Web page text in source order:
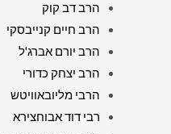
הרב דב קוק
הרב חיים קנייבסקי
הרב יורם אברג'ל
הרב יצחק כדורי
הרבי מליובאוויטש
רבי דוד אבוחצירא